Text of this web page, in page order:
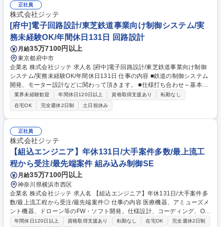
正社員
株式会社ジッテ
[府中]電子回路設計/東芝鉄道事業向け制御システム/実
務未経験OK/年間休日131日 回路設計
月給35万7100円以上
東京都府中市
企業名 株式会社ジッテ 求人名 [府中]電子回路設計/東芝鉄道事業向け制御
システム/実務未経験OK/年間休日131日 仕事の内容 ■鉄道の制御システム
開発、モーター設計などに関わって頂きます。 ■仕様打ち合わせ～基本設
計～詳細設計・評価・検査まで幅広くご経験・スキルに合わせてご担当頂
きます。 東芝府中事業所にて、鉄道事業向けの鉄道の制御システム開発、
モーター設計などに関わって頂きます。 【働く環境】 ■顧客(東芝様)と直
接取引を行っている為スムーズなコミュニケーションが可能。希望を伝え
やすく、良好な関係を築いています。 ■入社後、慣れるまでのフォローや
教育は当社の社員だけではなく、顧客の社員の方も対応頂いています。顧
客先の研修も参加することもできます。 募集職種 [府中]電子回路設計/東芝
鉄道事業向け制御システム/実務未経験OK/年間休日131日
業界未経験歓迎 年間休日120日以上 資格取得支援あり
転勤なし
在宅OK
完全週休2日制 土日祝休み
正社員
株式会社ジッテ
【組込エンジニア】年休131日/大手案件多数/最上流工
程から受注/最先端案件 組み込み制御SE
月給35万7100円以上
神奈川県横浜市西区
企業名 株式会社ジッテ 求人名 【組込エンジニア】年休131日/大手案件多
数/最上流工程から受注/最先端案件◎ 仕事の内容 医療機器、アミューズメ
ント機器、ドローン等のFW・ソフト開発。仕様設計、コーディング、OS
ポーティング、アプリ開発まで、スキルに応じたフェーズを担当。社内受
年間休日120日以上 資格取得支援あり 転勤なし 在宅OK
完全週休2日制